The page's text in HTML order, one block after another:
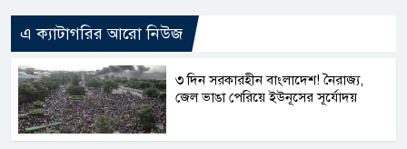
এ ক্যাটাগরির আরো নিউজ
৩ দিন সরকারহীন বাংলাদেশ! নৈরাজ্য,
জেল ভাঙা পেরিয়ে ইউনূসের সূর্যোদয়